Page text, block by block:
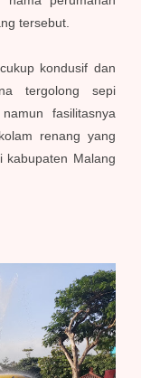
tersebut.
kondusif dan
tergolong sepi
fasilitasnya
renang yang
Malang